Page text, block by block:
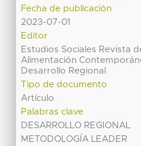
Fecha de publicación
2023-07-01
Editor
Estudios Sociales Revista
Alimentación
Desarrollo Regional
Tipo de documento
Artículo
Palabras clave
DESARROLLO REGIONAL
METODOLOGÍA LEADER